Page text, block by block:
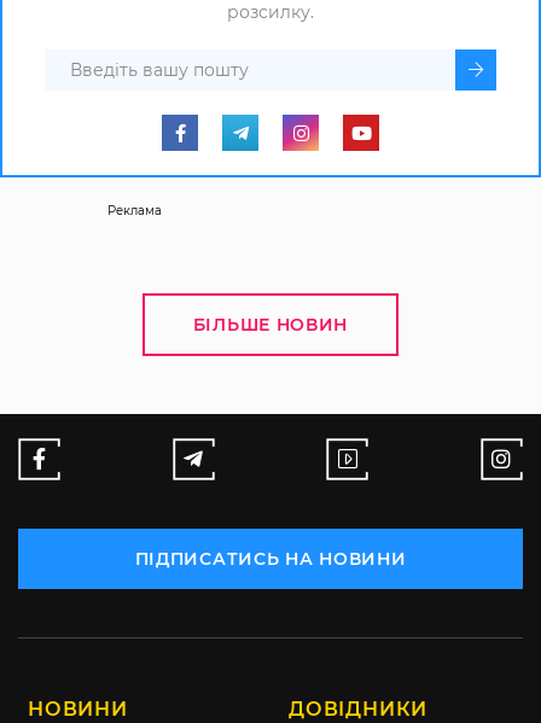
розсилку.
Реклама
БІЛЬШЕ НОВИН
ПІДПИСАТИСЬ НА НОВИНИ
НОВИНИ ДОВІДНИКИ